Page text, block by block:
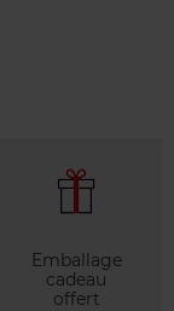
Emballage
cadeau
offert